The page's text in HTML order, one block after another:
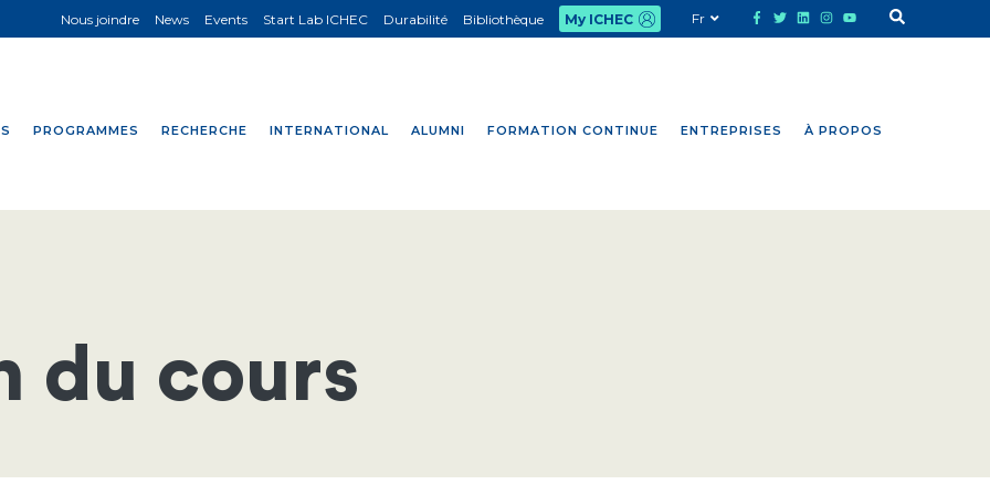
PROGRAMMES RECHERCHE INTERNATIONAL ALUMNI FORMATION CONTINUE ENTREPRISES À PROPOS
Nous joindre News Events Start Lab ICHEC Durabilité Bibliothèque My ICHEC Fr
du cours